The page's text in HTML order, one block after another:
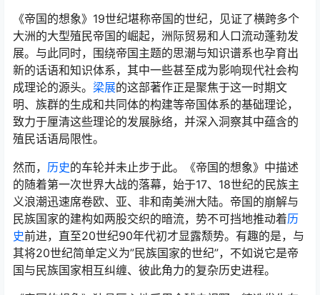
《帝国的想象》19世纪堪称帝国的世纪，见证了横跨多个
大洲的大型殖民帝国的崛起，洲际贸易和人口流动蓬勃发
展。与此同时，围绕帝国主题的思潮与知识谱系也孕育出
新的话语和知识体系，其中一些甚至成为影响现代社会构
成理论的源头。 梁展的这部著作正是聚焦于这一时期文
明、族群的生成和共同体的构建等帝国体系的基础理论，
致力于厘清这些理论的发展脉络，并深入洞察其中蕴含的
殖民话语局限性。
然而， 历史的车轮并未止步于此。《帝国的想象》中描述
的随着第一次世界大战的落幕，始于17、18世纪的民族主
义浪潮迅速席卷欧、亚、非和南美洲大陆。帝国的崩解与
民族国家的建构如两股交织的暗流，势不可挡地推动着历
史前进，直至20世纪90年代初才显露颓势。有趣的是，与
其将20世纪简单定义为”民族国家的世纪”，不如说它是帝
国与民族国家相互纠缠、彼此角力的复杂历史进程。